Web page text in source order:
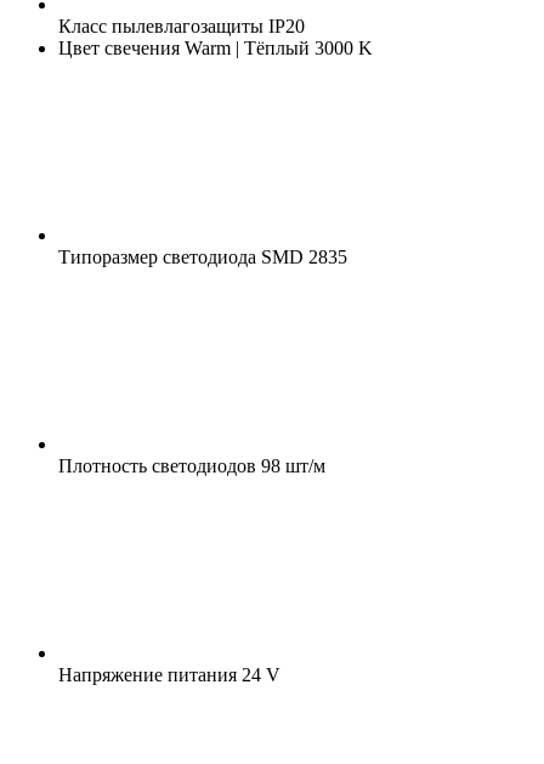
Класс пылевлагозащиты IP20
Цвет свечения Warm | Тёплый 3000 K
Типоразмер светодиода SMD 2835
Плотность светодиодов 98 шт/м
Напряжение питания 24 V